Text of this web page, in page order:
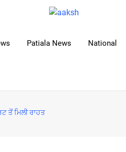
Patiala News National
ਤੋਂ ਮਿਲੀ ਰਾਹਤ